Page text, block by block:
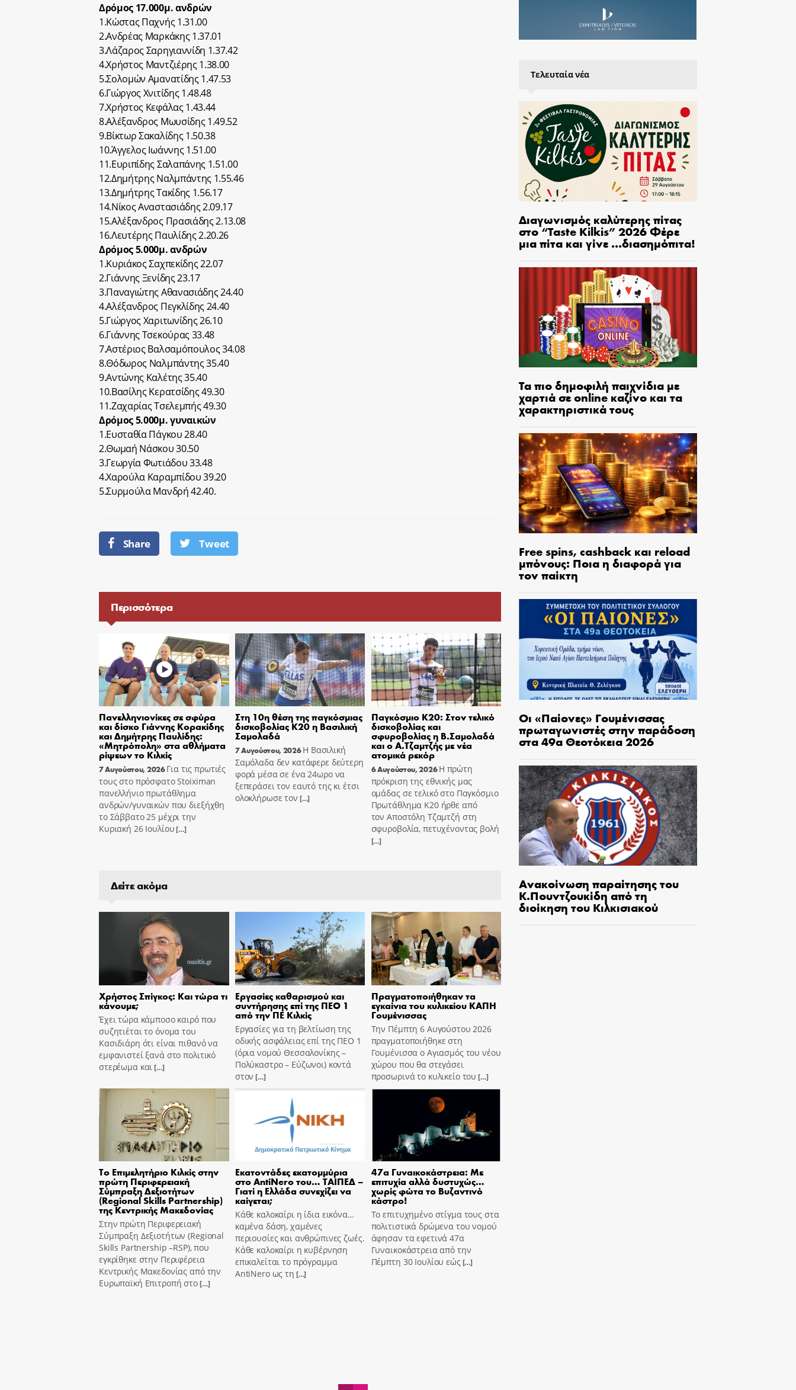
Δρόμος 17.000μ. ανδρών
1.Κώστας Παχνής 1.31.00
2.Ανδρέας Μαρκάκης 1.37.01
3.Λάζαρος Σαρηγιαννίδη 1.37.42
4.Χρήστος Μαντζιέρης 1.38.00
5.Σολομών Αμανατίδης 1.47.53
6.Γιώργος Χνιτίδης 1.48.48
7.Χρήστος Κεφάλας 1.43.44
8.Αλέξανδρος Μωυσίδης 1.49.52
9.Βίκτωρ Σακαλίδης 1.50.38
10.Άγγελος Ιωάννης 1.51.00
11.Ευριπίδης Σαλαπάνης 1.51.00
12.Δημήτρης Ναλμπάντης 1.55.46
13.Δημήτρης Τακίδης 1.56.17
14.Νίκος Αναστασιάδης 2.09.17
15.Αλέξανδρος Πρασιάδης 2.13.08
16.Λευτέρης Παυλίδης 2.20.26
Δρόμος 5.000μ. ανδρών
1.Κυριάκος Σαχπεκίδης 22.07
2.Γιάννης Ξενίδης 23.17
3.Παναγιώτης Αθανασιάδης 24.40
4.Αλέξανδρος Πεγκλίδης 24.40
5.Γιώργος Χαριτωνίδης 26.10
6.Γιάννης Τσεκούρας 33.48
7.Αστέριος Βαλσαμόπουλος 34.08
8.Θόδωρος Ναλμπάντης 35.40
9.Αντώνης Καλέτης 35.40
10.Βασίλης Κερατσίδης 49.30
11.Ζαχαρίας Τσελεμπής 49.30
Δρόμος 5.000μ. γυναικών
1.Ευσταθία Πάγκου 28.40
2.Θωμαή Νάσκου 30.50
3.Γεωργία Φωτιάδου 33.48
4.Χαρούλα Καραμπίδου 39.20
5.Συρμούλα Μανδρή 42.40.
Share Tweet
Περισσότερα
Πανελληνιονίκες σε σφύρα
και δίσκο Γιάννης Κορακίδης
και Δημήτρης Παυλίδης:
«Μητρόπολη» στα αθλήματα
ρίψεων το Κιλκίς
7 Αυγούστου, 2026Για τις πρωτιές
τους στο πρόσφατο Stoiximan
πανελλήνιο πρωτάθλημα
ανδρών/γυναικών που διεξήχθη
το Σάββατο 25 μέχρι την
Κυριακή 26 Ιουλίου[…]
Στη 10η θέση της παγκόσμιας
δισκοβολίας Κ20 η Βασιλική
Σαμολαδά
7 Αυγούστου, 2026 Η Βασιλική
Σαμόλαδα δεν κατάφερε δεύτερη
φορά μέσα σε ένα 24ωρο να
ξεπεράσει τον εαυτό της κι έτσι
ολοκλήρωσε τον […]
Παγκόσμιο Κ20: Στον τελικό
δισκοβολίας και
σφυροβολίας η Β.Σαμολαδά
και ο Α.Τζαμτζής με νέα
ατομικά ρεκόρ
6 Αυγούστου, 2026 Η πρώτη
πρόκριση της εθνικής μας
ομάδας σε τελικό στο Παγκόσμιο
Πρωτάθλημα Κ20 ήρθε από
τον Αποστόλη Τζαμτζή στη
σφυροβολία, πετυχένοντας βολή
[…]
Δείτε ακόμα
Χρήστος Σπίγκος: Και τώρα τι
κάνουμε;
Έχει τώρα κάμποσο καιρό που
συζητιέται το όνομα του
Κασιδιάρη ότι είναι πιθανό να
εμφανιστεί ξανά στο πολιτικό
στερέωμα και […]
Εργασίες καθαρισμού και
συντήρησης επί της ΠΕΟ 1
από την ΠΕ Κιλκίς
Εργασίες για τη βελτίωση της
οδικής ασφάλειας επί της ΠΕΟ 1
(όρια νομού Θεσσαλονίκης –
Πολύκαστρο – Εύζωνοι) κοντά
στον […]
Πραγματοποιήθηκαν τα
εγκαίνια του κυλικείου ΚΑΠΗ
Γουμένισσας
Την Πέμπτη 6 Αυγούστου 2026
πραγματοποιήθηκε στη
Γουμένισσα ο Αγιασμός του νέου
χώρου που θα στεγάσει
προσωρινά το κυλικείο του […]
Το Επιμελητήριο Κιλκίς στην
πρώτη Περιφερειακή
Σύμπραξη Δεξιοτήτων
(Regional Skills Partnership)
της Κεντρικής Μακεδονίας
Στην πρώτη Περιφερειακή
Σύμπραξη Δεξιοτήτων (Regional
Skills Partnership –RSP), που
εγκρίθηκε στην Περιφέρεια
Κεντρικής Μακεδονίας από την
Ευρωπαϊκή Επιτροπή στο[…]
Εκατοντάδες εκατομμύρια
στο AntiNero του… ΤΑΙΠΕΔ –
Γιατί η Ελλάδα συνεχίζει να
καίγεται;
Κάθε καλοκαίρι η ίδια εικόνα…
καμένα δάση, χαμένες
περιουσίες και ανθρώπινες ζωές.
Κάθε καλοκαίρι η κυβέρνηση
επικαλείται το πρόγραμμα
AntiNero ως τη […]
47α Γυναικοκάστρεια: Με
επιτυχία αλλά δυστυχώς…
χωρίς φώτα το Βυζαντινό
κάστρο!
Το επιτυχημένο στίγμα τους στα
πολιτιστικά δρώμενα του νομού
άφησαν τα εφετινά 47α
Γυναικοκάστρεια από την
Πέμπτη 30 Ιουλίου εώς[…]
Τελευταία νέα
Διαγωνισμός καλύτερης πίτας
στο “Taste Kilkis” 2026 Φέρε
μια πίτα και γίνε …διασημόπιτα!
Τα πιο δημοφιλή παιχνίδια με
χαρτιά σε online καζίνο και τα
χαρακτηριστικά τους
Free spins, cashback και reload
μπόνους: Ποια η διαφορά για
τον παίκτη
Οι «Παίονες» Γουμένισσας
πρωταγωνιστές στην παράδοση
στα 49α Θεοτόκεια 2026
Ανακοίνωση παραίτησης του
Κ.Πουντζουκίδη από τη
διοίκηση του Κιλκισιακού